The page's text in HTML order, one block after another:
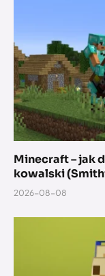
Minecraft – jak
kowalski
2026-08-08